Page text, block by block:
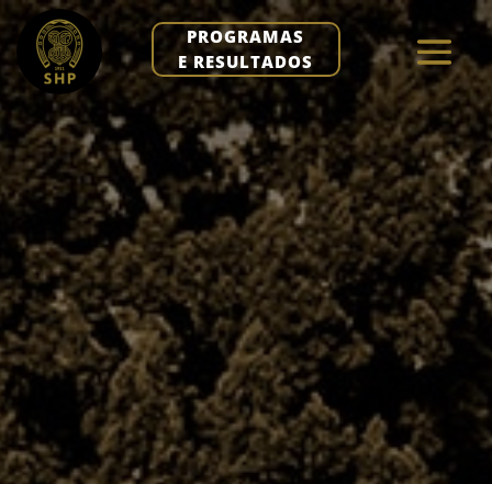
PROGRAMAS
E RESULTADOS